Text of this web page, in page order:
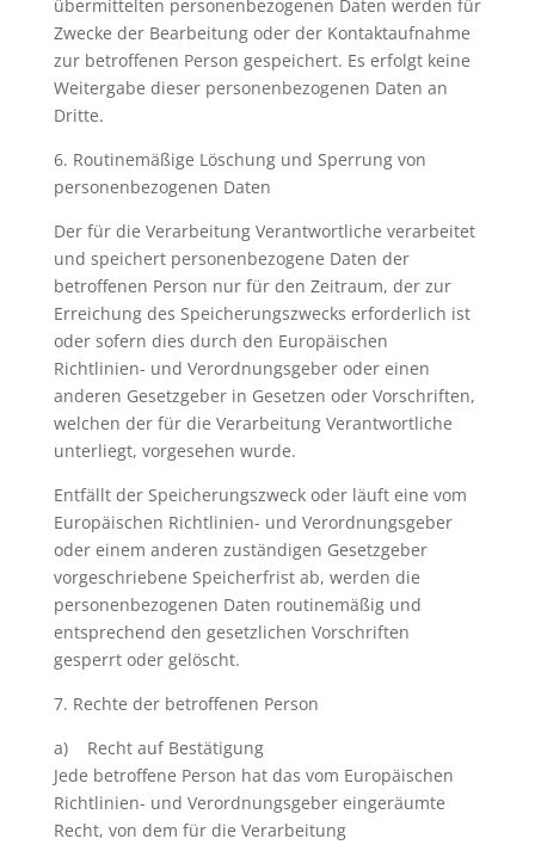
übermittelten personenbezogenen Daten werden für
Zwecke der Bearbeitung oder der Kontaktaufnahme
zur betroffenen Person gespeichert. Es erfolgt keine
Weitergabe dieser personenbezogenen Daten an
Dritte.
6. Routinemäßige Löschung und Sperrung von
personenbezogenen Daten
Der für die Verarbeitung Verantwortliche verarbeitet
und speichert personenbezogene Daten der
betroffenen Person nur für den Zeitraum, der zur
Erreichung des Speicherungszwecks erforderlich ist
oder sofern dies durch den Europäischen
Richtlinien- und Verordnungsgeber oder einen
anderen Gesetzgeber in Gesetzen oder Vorschriften,
welchen der für die Verarbeitung Verantwortliche
unterliegt, vorgesehen wurde.
Entfällt der Speicherungszweck oder läuft eine vom
Europäischen Richtlinien- und Verordnungsgeber
oder einem anderen zuständigen Gesetzgeber
vorgeschriebene Speicherfrist ab, werden die
personenbezogenen Daten routinemäßig und
entsprechend den gesetzlichen Vorschriften
gesperrt oder gelöscht.
7. Rechte der betroffenen Person
a) Recht auf Bestätigung
Jede betroffene Person hat das vom Europäischen
Richtlinien- und Verordnungsgeber eingeräumte
Recht, von dem für die Verarbeitung